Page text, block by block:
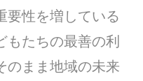
要性を増している
もたちの最善の利
のまま地域の未来